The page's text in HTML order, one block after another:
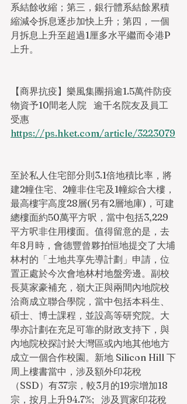
系結餘收縮；第三，銀行體系結餘累積
縮減令拆息逐步加快上升；第四，一個
月拆息上升至超過1厘多水平繼而令港P
上升。
【商界抗疫】樂風集團捐逾1.5萬件防疫
物資予10間老人院   逾千名院友及員工
受惠
https://ps.hket.com/article/3223079
至於私人住宅部分則3.1倍地積比率，將
建2幢住宅、2幢非住宅及1幢綜合大樓，
最高樓宇高度28層(另有2層地庫)，可建
總樓面約50萬平方呎，當中包括3,229
平方呎非住用樓面。值得留意的是，去
年8月時，會德豐曾夥拍恒地提交了大埔
林村的「土地共享先導計劃」申請，位
置正處於今次會地林村地盤旁邊。副校
長莫家豪補充，嶺大正與兩間內地院校
洽商成立聯合學院，當中包括本科生、
碩士、博士課程，並設高等研究院。大
學亦計劃在充足可靠的財政支持下，與
內地院校探討於大灣區或內地其他地方
成立一個合作校園。新地 Silicon Hill 下
周上樓書當中，涉及額外印花稅
（SSD）有37宗，較3月的19宗增加18
宗，按月上升94.7%;   涉及買家印花稅